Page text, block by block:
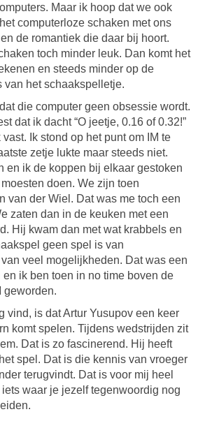
Maar ik hoop dat we ook
computerloze schaken met ons
de romantiek die daar bij hoort.
toch minder leuk. Dan komt het
en steeds minder op de
van het schaakspelletje.
die computer geen obsessie wordt.
dat ik dacht “O jeetje, 0.16 of 0.32!”
Ik stond op het punt om IM te
zetje lukte maar steeds niet.
en ik de koppen bij elkaar gestoken
doen. We zijn toen
van der Wiel. Dat was me toch een
zaten dan in de keuken met een
Hij kwam dan met wat krabbels en
geen spel is van
veel mogelijkheden. Dat was een
ik ben toen in no time boven de
geworden.
vind, is dat Artur Yusupov een keer
komt spelen. Tijdens wedstrijden zit
Dat is zo fascinerend. Hij heeft
spel. Dat is die kennis van vroeger
terugvindt. Dat is voor mij heel
waar je jezelf tegenwoordig nog